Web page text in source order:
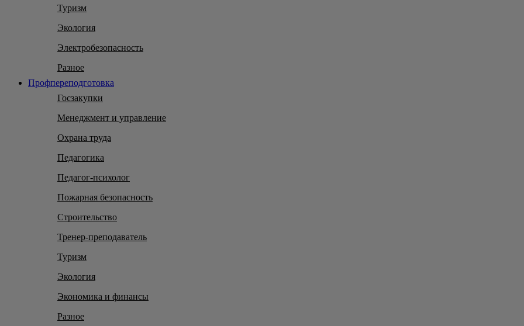
Туризм
Экология
Электробезопасность
Разное
Профпереподготовка
Госзакупки
Менеджмент и управление
Охрана труда
Педагогика
Педагог-психолог
Пожарная безопасность
Строительство
Тренер-преподаватель
Туризм
Экология
Экономика и финансы
Разное